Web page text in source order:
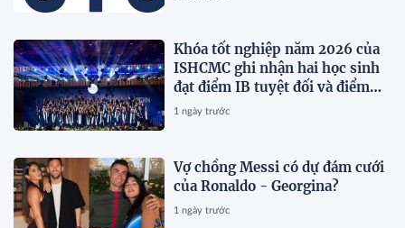
Khóa tốt nghiệp năm 2026 của
ISHCMC ghi nhận hai học sinh
đạt điểm IB tuyệt đối và điểm
trung bình toàn khóa đạt 34,5
1 ngày trước
Vợ chồng Messi có dự đám cưới
của Ronaldo - Georgina?
1 ngày trước